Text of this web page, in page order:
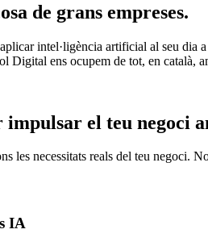
de grans empreses.
intel·ligència artificial al seu dia
Digital ens ocupem de tot, en català,
impulsar el teu negoci
les necessitats reals del teu negoci.
IA